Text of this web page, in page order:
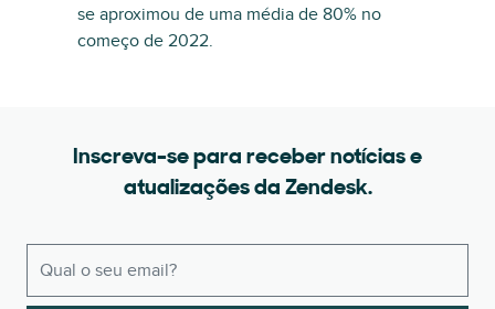
se aproximou de uma média de 80% no
começo de 2022.
Inscreva-se para receber notícias e
atualizações da Zendesk.